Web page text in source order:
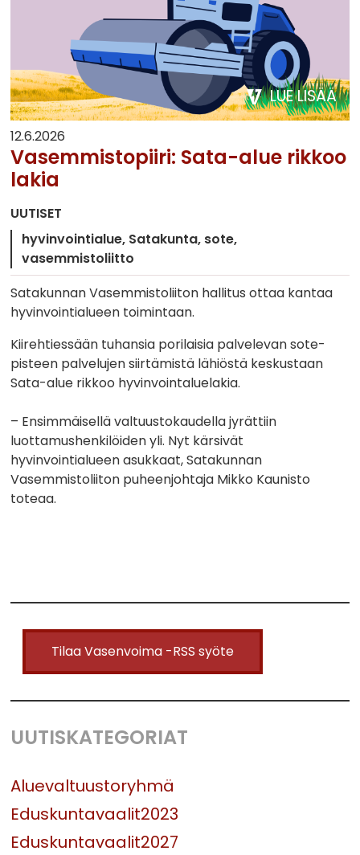
LUE LISÄÄ
12.6.2026
Vasemmistopiiri: Sata-alue rikkoo
lakia
UUTISET
hyvinvointialue Satakunta sote
vasemmistoliitto
Satakunnan Vasemmistoliiton hallitus ottaa kantaa
hyvinvointialueen toimintaan.
Kiirehtiessään tuhansia porilaisia palvelevan sote-
pisteen palvelujen siirtämistä lähiöstä keskustaan
Sata-alue rikkoo hyvinvointaluelakia.
– Ensimmäisellä valtuustokaudella jyrättiin
luottamushenkilöiden yli. Nyt kärsivät
hyvinvointialueen asukkaat, Satakunnan
Vasemmistoliiton puheenjohtaja Mikko Kaunisto
toteaa.
Tilaa Vasenvoima -RSS syöte
UUTISKATEGORIAT
Aluevaltuustoryhmä
Eduskuntavaalit2023
Eduskuntavaalit2027